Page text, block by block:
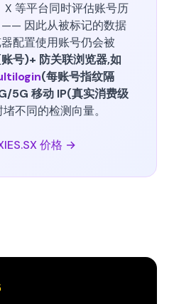
等平台同时评估账号历
—— 因此从被标记的数据
配置使用账号仍会被
号)+ 防关联浏览器,如
(每账号指纹隔
5G 移动 IP(真实消费级
不同的检测向量。
价格 →